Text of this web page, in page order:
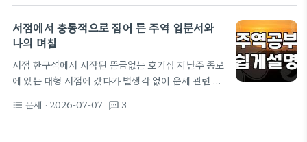
봤는데, 확실히 예전보다 데이터가 방대해졌다는 느
낌을 받았습니다. 다만 이런 앱들이 제공하는 정보가
모두 똑같지는 않습니다. 어떤 곳은 단순히 생년월일
의 1대1 채팅을 지원하는 앱은 가격대가 5,000원에
서 20,000원 이상으로 훌쩍 뛰기도 합니다. 무료 운
세 서비스는 대부분 광고 수익으로 운영되다 보니, 상
서점에서 충동적으로 집어 든 주역 입문서와
나의 며칠
서점 한구석에서 시작된 뜬금없는 호기심 지난주 종로
에 있는 대형 서점에 갔다가 별생각 없이 운세 관련 코
하는 편은 아니지만, 요즘 들어 부쩍 하는 일마다 꼬이
는 기분이 들어서 마음이 조금 약해졌던 모양이다. 명
format_list_bulleted 운세 · 2026-07-07 textsms 3